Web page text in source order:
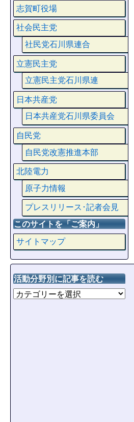
志賀町役場
社会民主党
社民党石川県連合
立憲民主党
立憲民主党石川県連
日本共産党
日本共産党石川県委員会
自民党
自民党改憲推進本部
北陸電力
原子力情報
プレスリリース･記者会見
このサイトを「ご案内」
サイトマップ
活動分野別に記事を読む